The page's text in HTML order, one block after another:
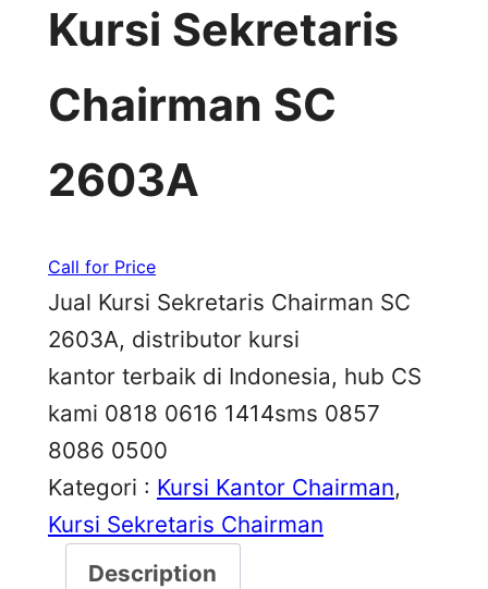
Kursi Sekretaris
Chairman SC
2603A
Call for Price
Jual Kursi Sekretaris Chairman SC
2603A, distributor kursi
kantor terbaik di Indonesia, hub CS
kami 0818 0616 1414sms 0857
8086 0500
Kategori : Kursi Kantor Chairman
Kursi Sekretaris Chairman
Description